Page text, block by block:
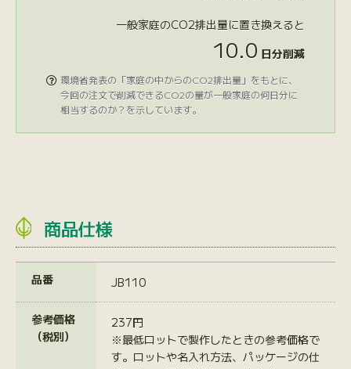
一般家庭のCO2排出量に置き換えると
10.0 日分削減
 環境省発表の「家庭の中からのCO2排出量」をもとに、
今回の注文で削減できるCO2の量が一般家庭の何日分に
相当するのか？を示しています。
商品仕様
品番 JB110
参考価格
（税別）
237円
※最低ロットで製作したときの参考価格で
す。ロットや名入れ方法、パッケージの仕